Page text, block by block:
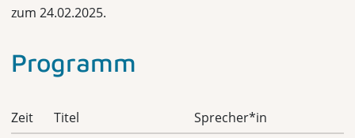
zum 24.02.2025.
Programm
Zeit Titel Sprecher*in